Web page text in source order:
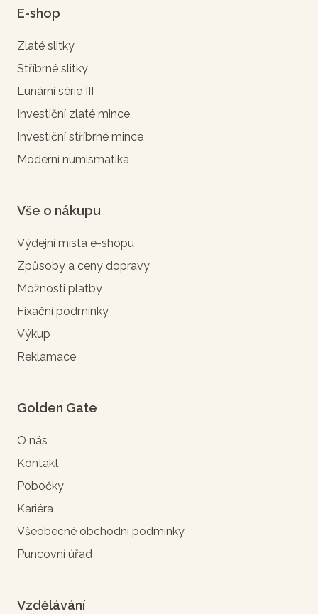
E-shop
Zlaté slitky
Stříbrné slitky
Lunární série III
Investiční zlaté mince
Investiční stříbrné mince
Moderní numismatika
Vše o nákupu
Výdejní místa e-shopu
Způsoby a ceny dopravy
Možnosti platby
Fixační podmínky
Výkup
Reklamace
Golden Gate
O nás
Kontakt
Pobočky
Kariéra
Všeobecné obchodní podmínky
Puncovní úřad
Vzdělávání